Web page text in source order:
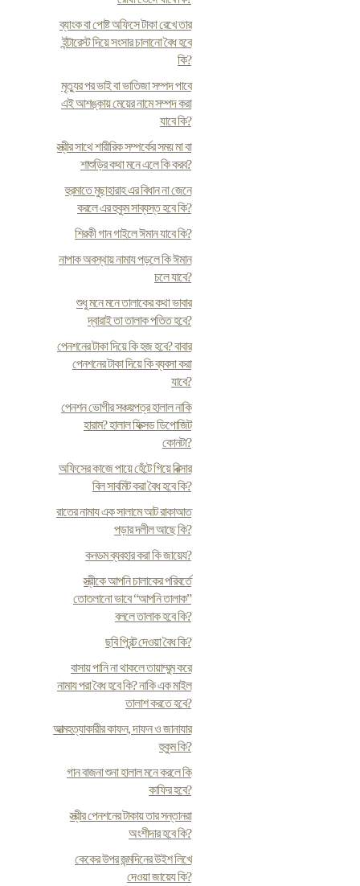
ব্যাংক বা পোষ্ট অফিসে টাকা রেখে তার
ইন্টারেস্ট দিয়ে সংসার চালানো বৈধ হবে
কি?
মৃত্যুর পর ভাই বা ভাতিজা সম্পদ পাবে
এই আশঙ্কায় মেয়ের নামে সম্পদ করা
যাবে কি?
স্ত্রীর সাথে শারীরিক সম্পর্কের সময় মা বা
শাশুড়ির কথা মনে এলে কি করব?
হুরমাতে মুছাহারাহ এর বিধান না জেনে
করলে এর হুকুম সাব্যস্ত হবে কি?
শিরকী গান গাইলে ঈমান যাবে কি?
নাপাক অবস্থায় নামায পড়লে কি ঈমান
চলে যাবে?
শুধু মনে মনে তালাকের কথা ভাবার
দ্বারাই তা তালাক পতিত হবে?
পেনশনের টাকা দিয়ে কি হজ হবে? বাবার
পেনশনের টাকা দিয়ে কি ব্যবসা করা
যাবে?
পেনশন ভোগীর সঞ্চয়পত্র হালাল নাকি
হারাম? হালাল ফিক্সড ডিপোজিট
কোনটা?
অফিসের কাজে পায়ে হেঁটে গিয়ে রিক্সার
বিল সাবমিট করা বৈধ হবে কি?
রাতের নামায এক সালামে আট রাকাআত
পড়ার দলীল আছে কি?
কনডম ব্যবহার করা কি জায়েয?
স্ত্রীকে আপনি চালাকের পরিবর্তে
তোতলানো ভাবে “আপনি তালাক”
বললে তালাক হবে কি?
ছবি প্রিন্ট দেওয়া বৈধ কি?
বাসায় পানি না থাকলে তায়াম্মুম করে
নামায পরা বৈধ হবে কি? নাকি এক মাইল
তালাশ করতে হবে?
আত্মহত্যাকারীর কাফন, দাফন ও জানাযার
হুকুম কি?
গান বাজনা শুনা হালাল মনে করলে কি
কাফির হবে?
স্ত্রীর পেনশনের টাকায় তার সন্তানরা
অংশীদার হবে কি?
কেকের উপর জন্মদিনের উইশ লিখে
দেওয়া জায়েয কি?